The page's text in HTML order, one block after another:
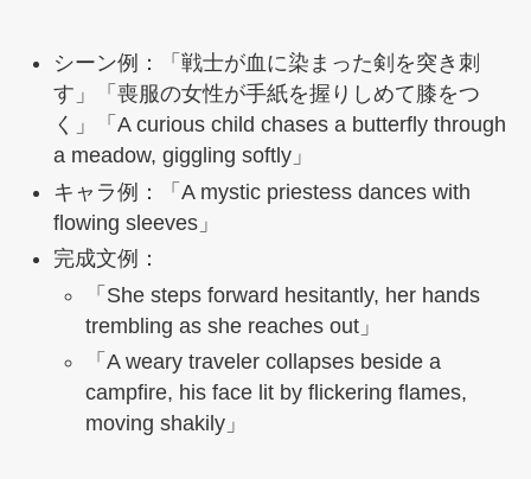
シーン例：「戦士が血に染まった剣を突き刺
す」「喪服の女性が手紙を握りしめて膝をつ
く」「A curious child chases a butterfly through
a meadow, giggling softly」
キャラ例：「A mystic priestess dances with
flowing sleeves」
完成文例：
「She steps forward hesitantly, her hands
trembling as she reaches out」
「A weary traveler collapses beside a
campfire, his face lit by flickering flames,
moving shakily」